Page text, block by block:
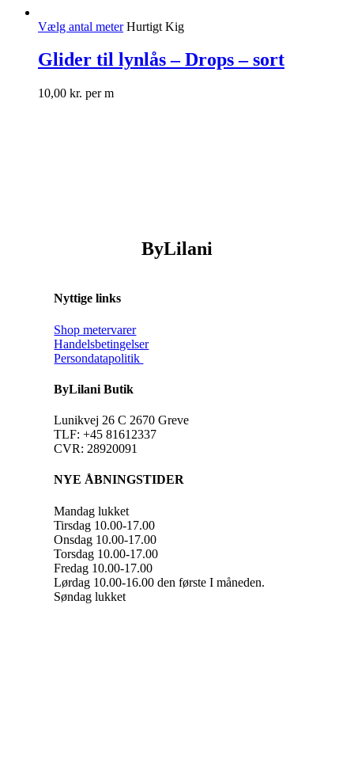
Vælg antal meter Hurtigt Kig
Glider til lynlås – Drops – sort
10,00 kr. per m
ByLilani
Nyttige links
Shop metervarer
Handelsbetingelser
Persondatapolitik
ByLilani Butik
Lunikvej 26 C 2670 Greve
TLF: +45 81612337
CVR: 28920091
NYE ÅBNINGSTIDER
Mandag lukket
Tirsdag 10.00-17.00
Onsdag 10.00-17.00
Torsdag 10.00-17.00
Fredag 10.00-17.00
Lørdag 10.00-16.00 den første I måneden.
Søndag lukket